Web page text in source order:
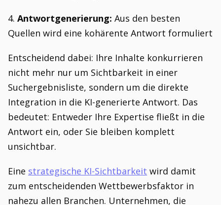
4. Antwortgenerierung: Aus den besten
Quellen wird eine kohärente Antwort formuliert
Entscheidend dabei: Ihre Inhalte konkurrieren
nicht mehr nur um Sichtbarkeit in einer
Suchergebnisliste, sondern um die direkte
Integration in die KI-generierte Antwort. Das
bedeutet: Entweder Ihre Expertise fließt in die
Antwort ein, oder Sie bleiben komplett
unsichtbar.
Eine strategische KI-Sichtbarkeit wird damit
zum entscheidenden Wettbewerbsfaktor in
nahezu allen Branchen. Unternehmen, die